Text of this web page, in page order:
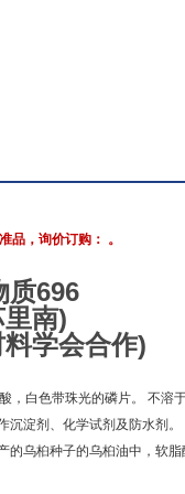
品，询价订购： 。
质696
南)
学会合作)
，白色带珠光的磷片。 不
淀剂、化学试剂及防水剂。
乌桕种子的乌桕油中，软